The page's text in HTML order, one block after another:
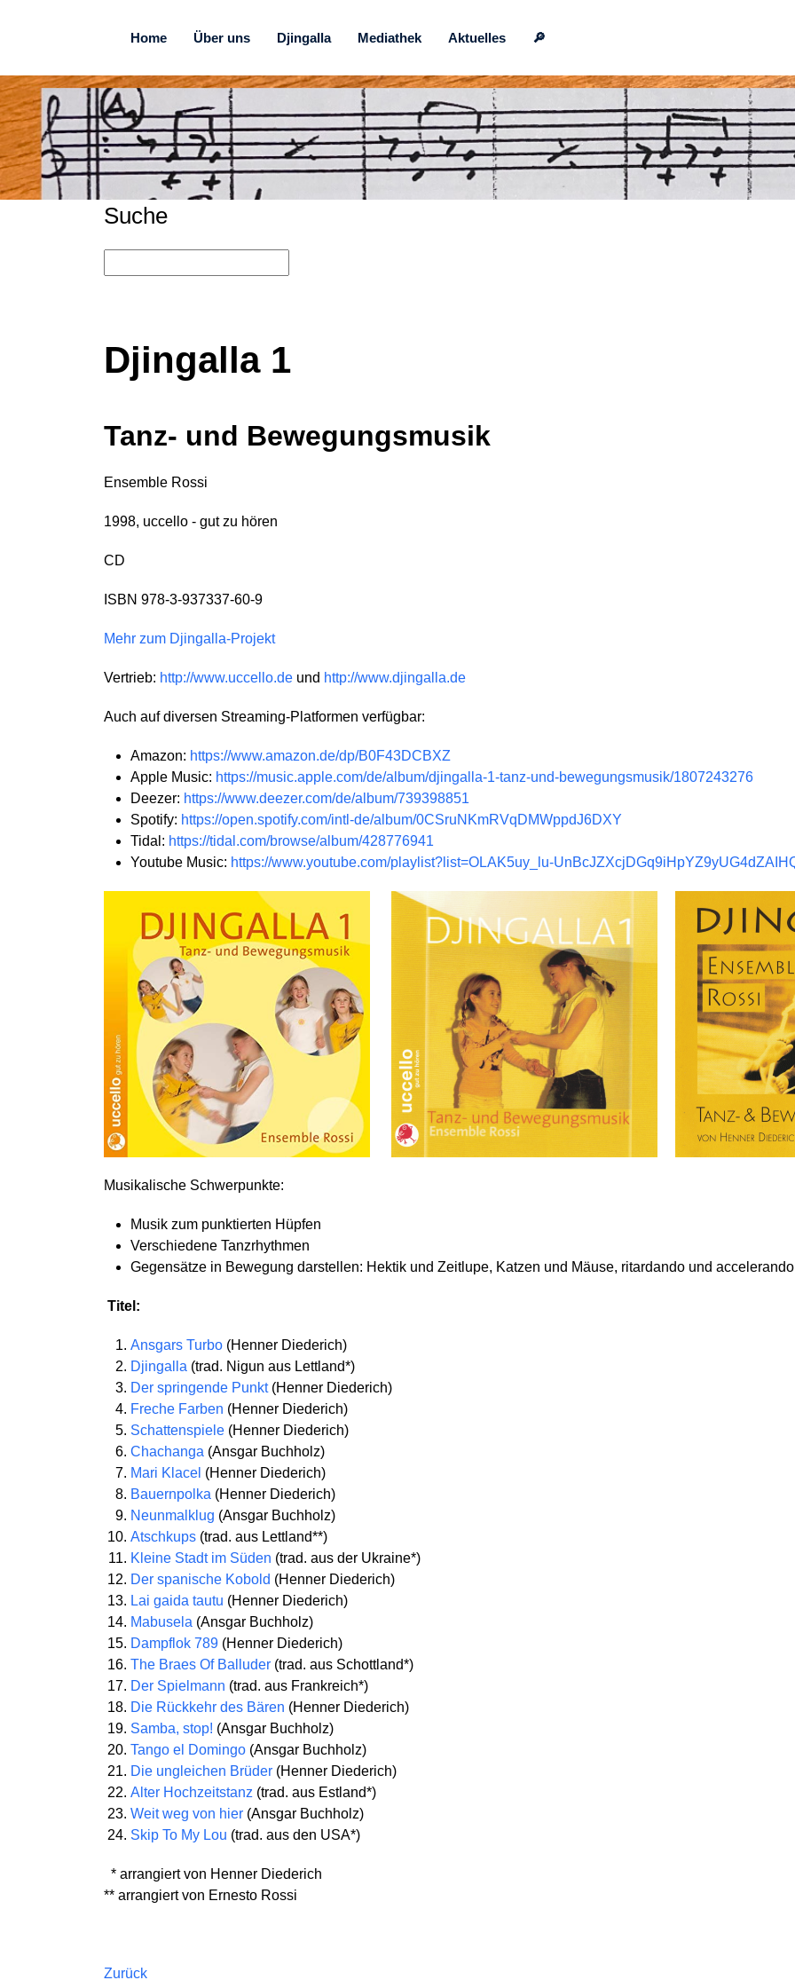
Home Über uns Djingalla Mediathek Aktuelles 🔎
Suche
Djingalla 1
Tanz- und Bewegungsmusik
Ensemble Rossi
1998, uccello - gut zu hören
CD
ISBN 978-3-937337-60-9
Mehr zum Djingalla-Projekt
Vertrieb: http://www.uccello.de und http://www.djingalla.de
Auch auf diversen Streaming-Platformen verfügbar:
Amazon: https://www.amazon.de/dp/B0F43DCBXZ
Apple Music: https://music.apple.com/de/album/djingalla-1-tanz-und-bewegungsmusik/1807243276
Deezer: https://www.deezer.com/de/album/739398851
Spotify: https://open.spotify.com/intl-de/album/0CSruNKmRVqDMWppdJ6DXY
Tidal: https://tidal.com/browse/album/428776941
Youtube Music: https://www.youtube.com/playlist?list=OLAK5uy_lu-
Musikalische Schwerpunkte:
Musik zum punktierten Hüpfen
Verschiedene Tanzrhythmen
Gegensätze in Bewegung darstellen: Hektik und Zeitlupe, Katzen und Mäuse, ritardando und
Titel:
Ansgars Turbo (Henner Diederich)
Djingalla (trad. Nigun aus Lettland*)
Der springende Punkt(Henner Diederich)
Freche Farben (Henner Diederich)
Schattenspiele (Henner Diederich)
Chachanga (Ansgar Buchholz)
Mari Klacel (Henner Diederich)
Bauernpolka (Henner Diederich)
Neunmalklug (Ansgar Buchholz)
Atschkups (trad. aus Lettland**)
Kleine Stadt im Süden (trad. aus der Ukraine*)
Der spanische Kobold (Henner Diederich)
Lai gaida tautu (Henner Diederich)
Mabusela (Ansgar Buchholz)
Dampflok 789 (Henner Diederich)
The Braes Of Balluder (trad. aus Schottland*)
Der Spielmann (trad. aus Frankreich*)
Die Rückkehr des Bären (Henner Diederich)
Samba, stop! (Ansgar Buchholz)
Tango el Domingo (Ansgar Buchholz)
Die ungleichen Brüder (Henner Diederich)
Alter Hochzeitstanz (trad. aus Estland*)
Weit weg von hier (Ansgar Buchholz)
Skip To My Lou (trad. aus den USA*)
* arrangiert von Henner Diederich
** arrangiert von Ernesto Rossi
Zurück